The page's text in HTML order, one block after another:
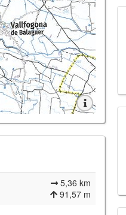
5,36 km
91,57 m